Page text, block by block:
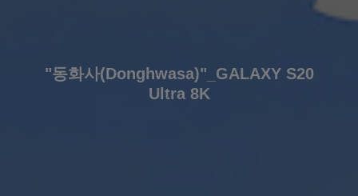
"동화사(Donghwasa)"_GALAXY S20
Ultra 8K